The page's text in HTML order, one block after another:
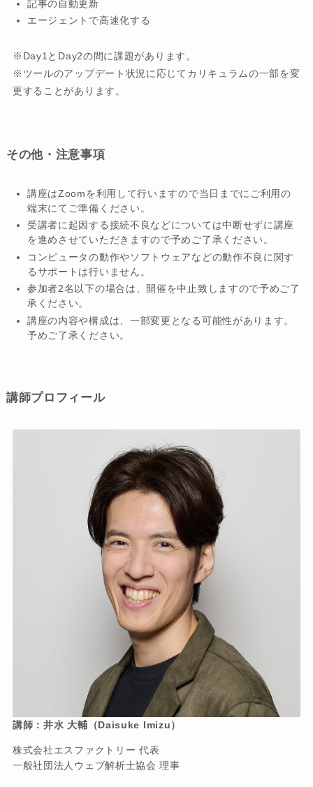
記事の自動更新
エージェントで高速化する
※Day1とDay2の間に課題があります。
※ツールのアップデート状況に応じてカリキュラムの一部を変
更することがあります。
その他・注意事項
講座はZoomを利用して行いますので当日までにご利用の
端末にてご準備ください。
受講者に起因する接続不良などについては中断せずに講座
を進めさせていただきますので予めご了承ください。
コンピュータの動作やソフトウェアなどの動作不良に関す
るサポートは行いません。
参加者2名以下の場合は、開催を中止致しますので予めご了
承ください。
講座の内容や構成は、一部変更となる可能性があります。
予めご了承ください。
講師プロフィール
講師：井水 大輔（Daisuke Imizu）
株式会社エスファクトリー 代表
一般社団法人ウェブ解析士協会 理事